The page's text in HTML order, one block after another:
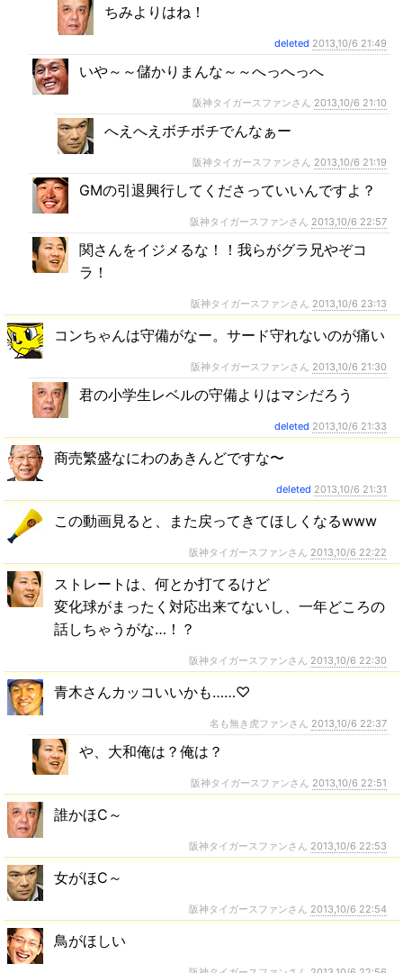
ちみよりはね！
deleted 2013,10/6 21:49
いや～～儲かりまんな～～へっへっへ
阪神タイガースファンさん 2013,10/6 21:10
へえへえボチボチでんなぁー
阪神タイガースファンさん 2013,10/6 21:19
GMの引退興行してくださっていいんですよ？
阪神タイガースファンさん 2013,10/6 22:57
関さんをイジメるな！！我らがグラ兄やぞコ
ラ！
阪神タイガースファンさん 2013,10/6 23:13
コンちゃんは守備がなー。サード守れないのが痛い
阪神タイガースファンさん 2013,10/6 21:30
君の小学生レベルの守備よりはマシだろう
deleted 2013,10/6 21:33
商売繁盛なにわのあきんどですな〜
deleted 2013,10/6 21:31
この動画見ると、また戻ってきてほしくなるwww
阪神タイガースファンさん 2013,10/6 22:22
ストレートは、何とか打てるけど
変化球がまったく対応出来てないし、一年どころの
話しちゃうがな…！？
阪神タイガースファンさん 2013,10/6 22:30
青木さんカッコいいかも……♡
名も無き虎ファンさん 2013,10/6 22:37
や、大和俺は？俺は？
阪神タイガースファンさん 2013,10/6 22:51
誰かほC～
阪神タイガースファンさん 2013,10/6 22:53
女がほC～
阪神タイガースファンさん 2013,10/6 22:54
鳥がほしい